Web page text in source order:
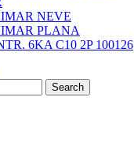
NEVE
PLANA
6KA C10 2P 100126
Search